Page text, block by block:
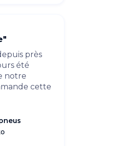
près
été
notre
cette